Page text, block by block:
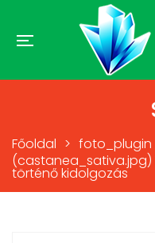
Főoldal > foto_plugin
(castanea_sativa.jpg)
történő kidolgozás